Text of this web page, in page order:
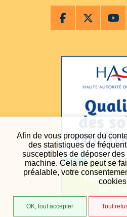
Afin de vous proposer du
des statistiques de
susceptibles de déposer
machine. Cela ne peut se
préalable, votre
OK, tout accepter Tout